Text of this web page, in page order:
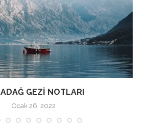
GEZI NOTLARI
Ocak 26, 2022